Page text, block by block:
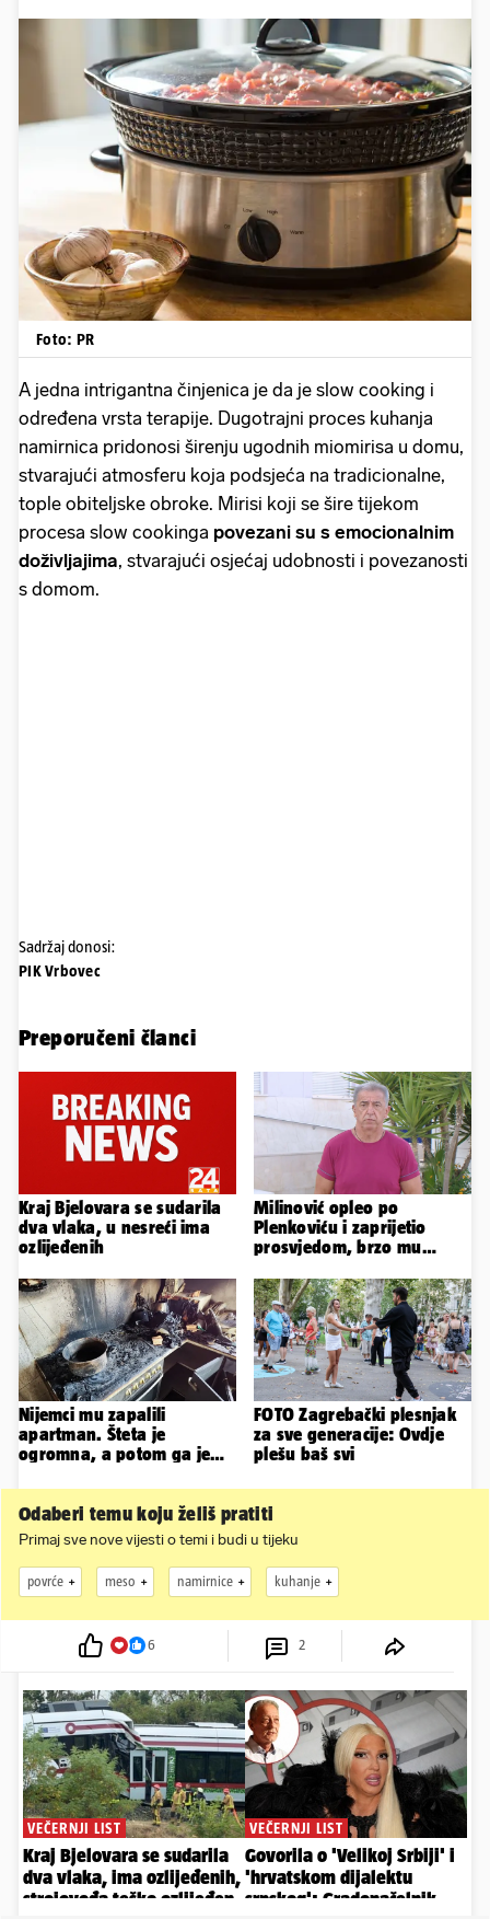
Foto: PR
A jedna intrigantna činjenica je da je slow cooking i
određena vrsta terapije. Dugotrajni proces kuhanja
namirnica pridonosi širenju ugodnih miomirisa u domu,
stvarajući atmosferu koja podsjeća na tradicionalne,
tople obiteljske obroke. Mirisi koji se šire tijekom
procesa slow cookinga povezani su s emocionalnim
doživljajima, stvarajući osjećaj udobnosti i povezanosti
s domom.
Sadržaj donosi:
PIK Vrbovec
Preporučeni članci
Kraj Bjelovara se sudarila
dva vlaka, u nesreći ima
ozlijeđenih
Milinović opleo po
Plenkoviću i zaprijetio
prosvjedom, brzo mu
Gospića
Nijemci mu zapalili
apartman. Šteta je
ogromna, a potom ga je
Bookinga
FOTO Zagrebački plesnjak
za sve generacije: Ovdje
plešu baš svi
Odaberi temu koju želiš pratiti
Primaj sve nove vijesti o temi i budi u tijeku
povrće meso namirnice kuhanje
6 2